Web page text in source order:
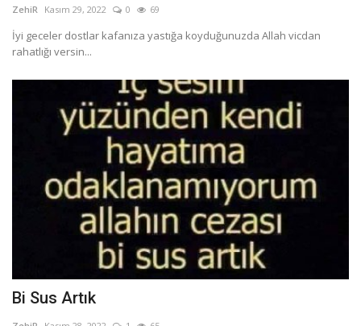
ZehiR Kasım 29, 2022 0 69
İyi geceler dostlar kafanıza yastığa koyduğunuzda Allah vicdan
rahatlığı versin...
Bi Sus Artık